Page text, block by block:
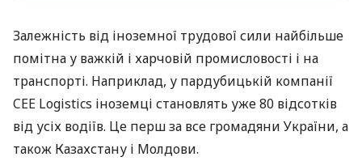
Залежність від іноземної трудової сили найбільше
помітна у важкій і харчовій промисловості і на
транспорті. Наприклад, у пардубицькій компанії
CEE Logistics іноземці становлять уже 80 відсотків
від усіх водіїв. Це перш за все громадяни України, а
також Казахстану і Молдови.